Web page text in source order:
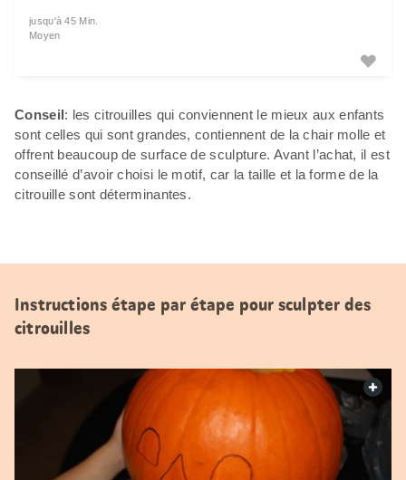
jusqu'à 45 Min.
Moyen
Conseil: les citrouilles qui conviennent le mieux aux enfants
sont celles qui sont grandes, contiennent de la chair molle et
offrent beaucoup de surface de sculpture. Avant l’achat, il est
conseillé d’avoir choisi le motif, car la taille et la forme de la
citrouille sont déterminantes.
Instructions étape par étape pour sculpter des
citrouilles